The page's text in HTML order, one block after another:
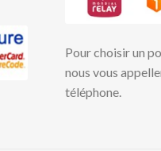
Pour choisir un
nous vous
téléphone.